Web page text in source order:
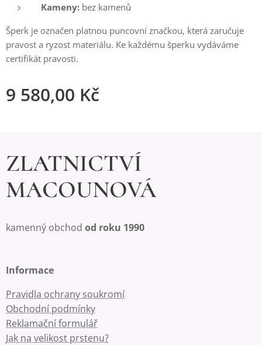
Kameny: bez kamenů
Šperk je označen platnou puncovní značkou, která zaručuje
pravost a ryzost materiálu. Ke každému šperku vydáváme
certifikát pravosti.
9 580,00 Kč
ZLATNICTVÍ
MACOUNOVÁ
kamenný obchod od roku 1990
Informace
Pravidla ochrany soukromí
Obchodní podmínky
Reklamační formulář
Jak na velikost prstenu?